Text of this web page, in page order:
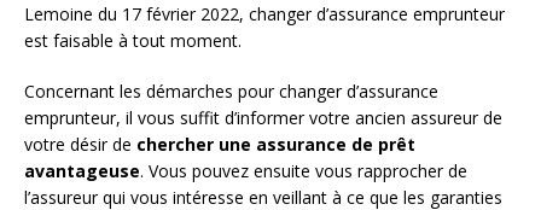
Lemoine du 17 février 2022, changer d’assurance emprunteur
est faisable à tout moment.
Concernant les démarches pour changer d’assurance
emprunteur, il vous suffit d’informer votre ancien assureur de
votre désir de chercher une assurance de prêt
avantageuse. Vous pouvez ensuite vous rapprocher de
l’assureur qui vous intéresse en veillant à ce que les garanties